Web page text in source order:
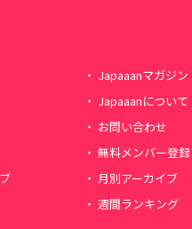
Japaaanマガジン
Japaaanについて
お問い合わせ
無料メンバー登録
月別アーカイブ
週間ランキング